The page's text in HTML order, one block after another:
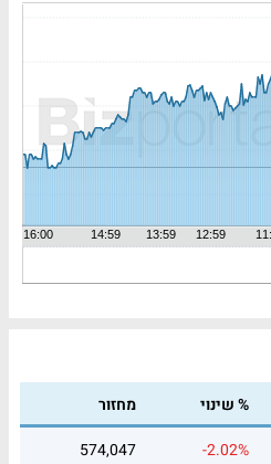
% שינוי
מחזור
-2.02%
574,047